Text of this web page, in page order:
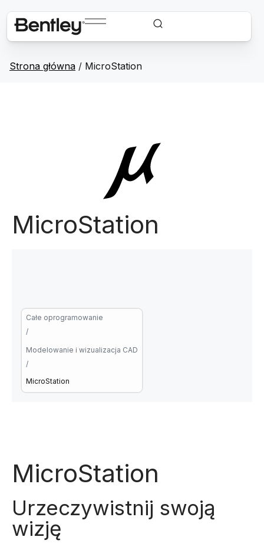
Strona główna / MicroStation
MicroStation
Całe oprogramowanie
/
Modelowanie i wizualizacja CAD
/
MicroStation
MicroStation
Urzeczywistnij swoją
wizję